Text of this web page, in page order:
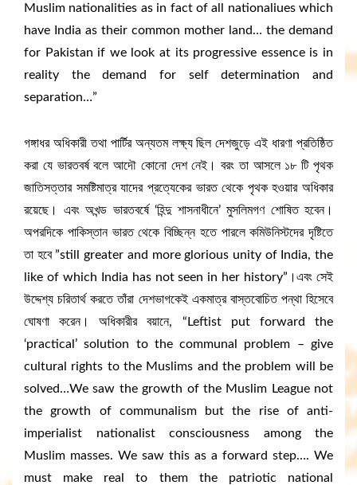
Muslim nationalities as in fact of all nationaliues which
have India as their common mother land… the demand
for Pakistan if we look at its progressive essence is in
reality the demand for self determination and
separation…”
গঙ্গাধর অধিকারী তথা পার্টির অন্যতম লক্ষ্য ছিল দেশজুড়ে এই ধারণা প্রতিষ্ঠিত
করা যে ভারতবর্ষ বলে আদৌ কোনো দেশ নেই। বরং তা আসলে ১৮ টি পৃথক
জাতিসত্তার সমষ্টিমাত্র যাদের প্রত্যেকের ভারত থেকে পৃথক হওয়ার অধিকার
রয়েছে। এবং অখন্ড ভারতবর্ষে ‘হিন্দু শাসনাধীনে’ মুসলিমগণ শোষিত হবেন।
অপরদিকে পাকিস্তান ভারত থেকে বিচ্ছিন্ন হতে পারলে কমিউনিস্টদের দৃষ্টিতে
তা হবে ”still greater and more glorious unity of India, the
like of which India has not seen in her history”।এবং সেই
উদ্দেশ্য চরিতার্থ করতে তাঁরা দেশভাগকেই একমাত্র বাস্তবোচিত পন্থা হিসেবে
ঘোষণা করেন। অধিকারীর বয়ানে, “Leftist put forward the
‘practical’ solution to the communal problem – give
cultural rights to the Muslims and the problem will be
solved…We saw the growth of the Muslim League not
the growth of communalism but the rise of anti-
imperialist nationalist consciousness among the
Muslim masses. We saw this as a forward step…. We
must make real to them the patriotic national